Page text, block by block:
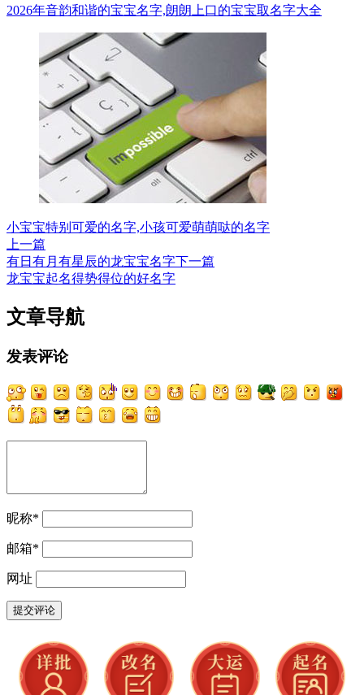
2026年音韵和谐的宝宝名字,朗朗上口的宝宝取名字大全
小宝宝特别可爱的名字,小孩可爱萌萌哒的名字
上一篇
有日有月有星辰的龙宝宝名字下一篇
龙宝宝起名得势得位的好名字
文章导航
发表评论
昵称*
邮箱*
网址